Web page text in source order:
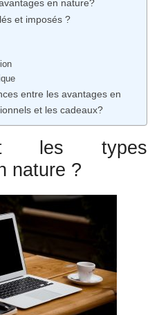
en nature?
et imposés ?
entre les avantages en
et les cadeaux?
les types
nature ?